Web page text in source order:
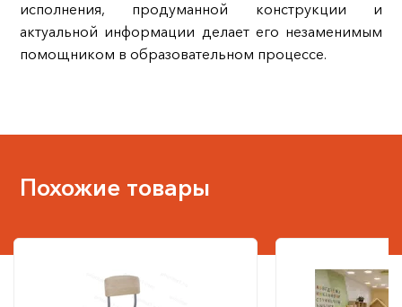
исполнения, продуманной конструкции и
актуальной информации делает его незаменимым
помощником в образовательном процессе.
Похожие товары